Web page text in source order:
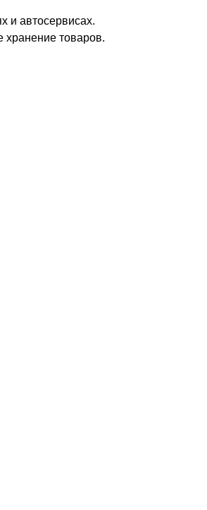
и автосервисах.
хранение товаров.